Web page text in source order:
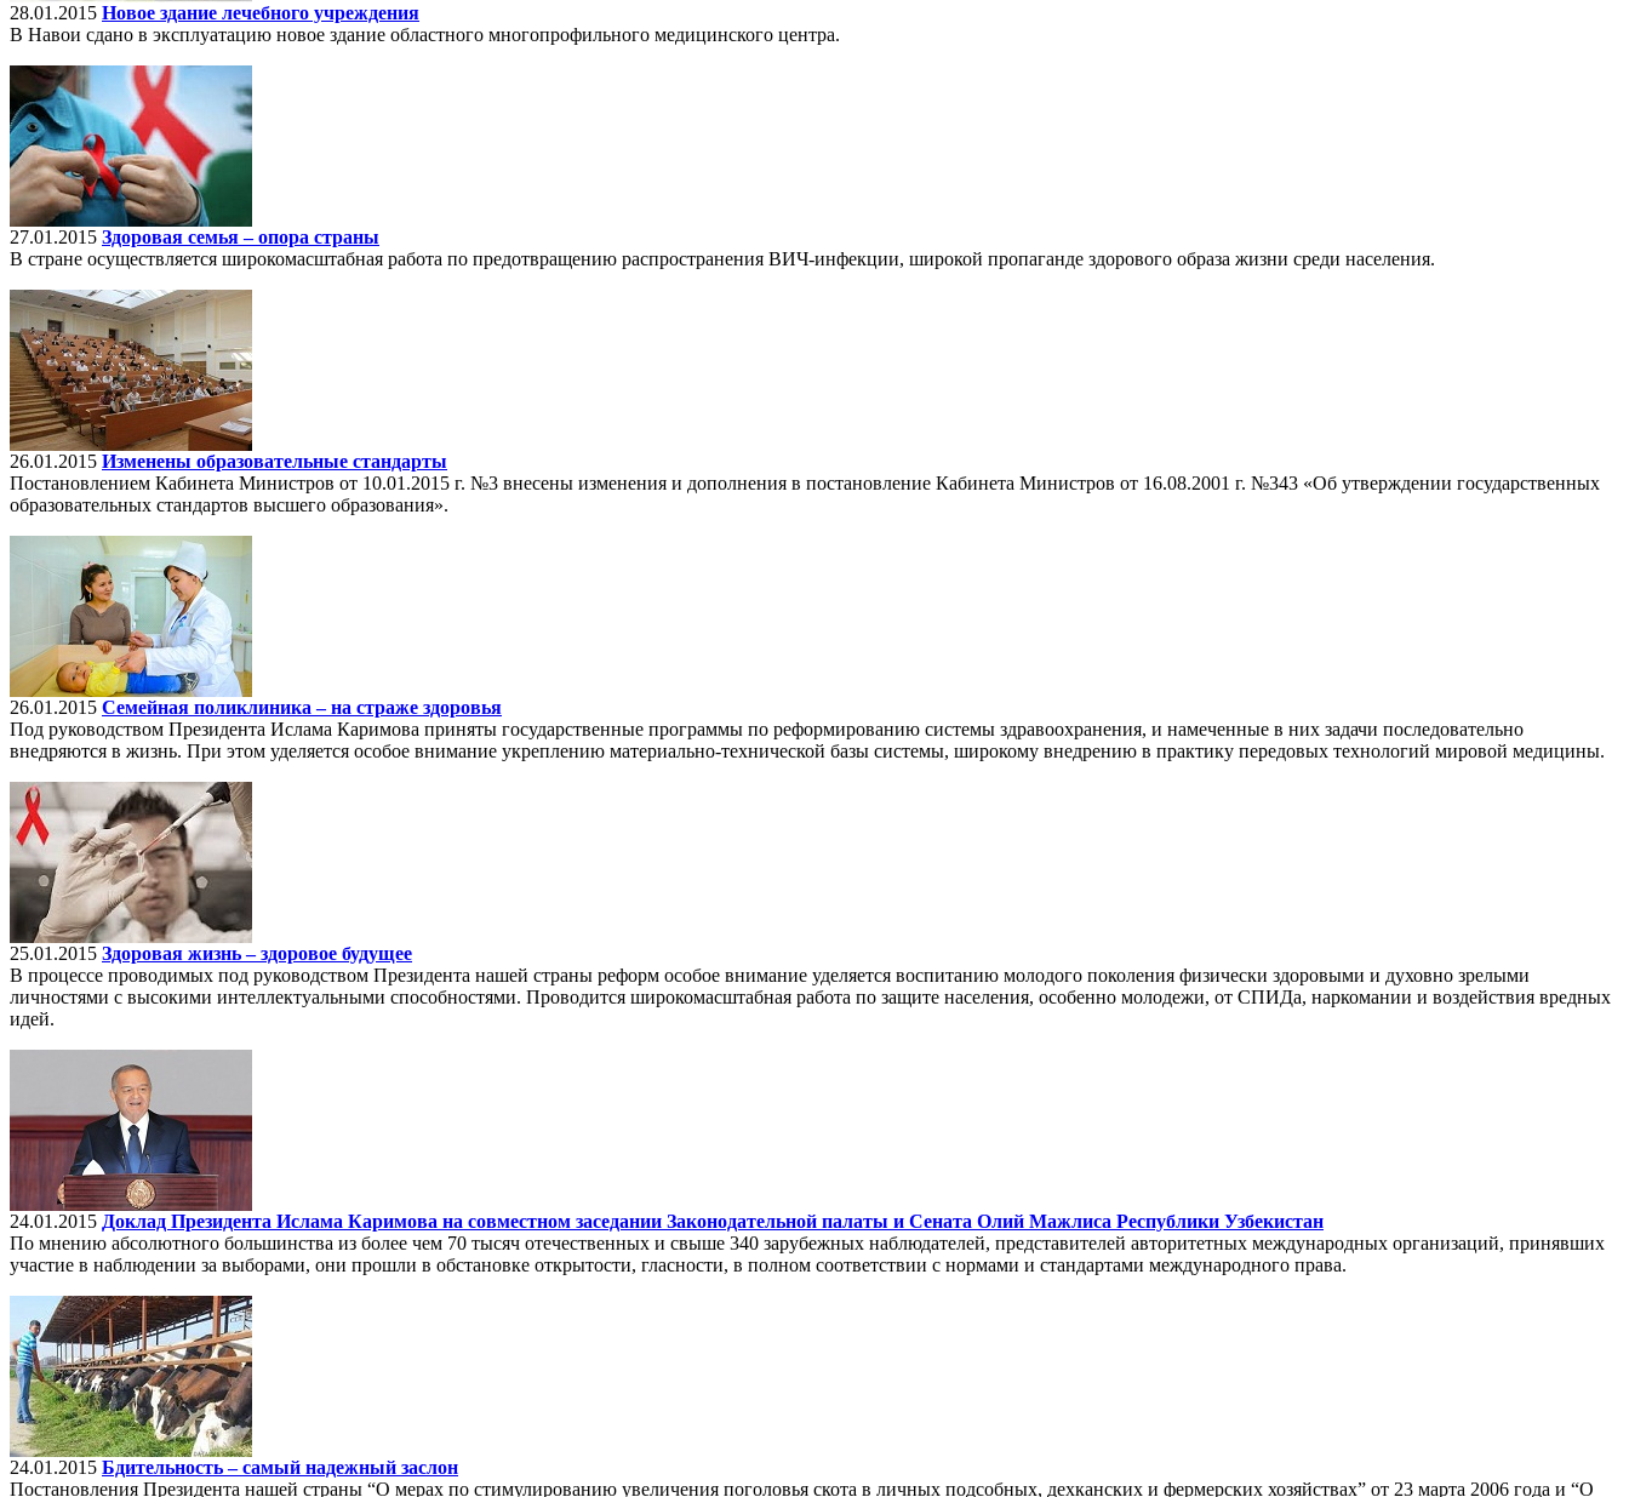
28.01.2015 Новое здание лечебного учреждения
В Навои сдано в эксплуатацию новое здание областного многопрофильного медицинского центра.
27.01.2015 Здоровая семья – опора страны
В стране осуществляется широкомасштабная работа по предотвращению распространения ВИЧ-инфекции, широкой пропаганде здорового образа жизни среди населения.
26.01.2015 Изменены образовательные стандарты
Постановлением Кабинета Министров от 10.01.2015 г. №3 внесены изменения и дополнения в постановление Кабинета Министров от 16.08.2001 г. №343 «Об утверждении государственных
образовательных стандартов высшего образования».
26.01.2015 Семейная поликлиника – на страже здоровья
Под руководством Президента Ислама Каримова приняты государственные программы по реформированию системы здравоохранения, и намеченные в них задачи последовательно
внедряются в жизнь. При этом уделяется особое внимание укреплению материально-технической базы системы, широкому внедрению в практику передовых технологий мировой медицины.
25.01.2015 Здоровая жизнь – здоровое будущее
В процессе проводимых под руководством Президента нашей страны реформ особое внимание уделяется воспитанию молодого поколения физически здоровыми и духовно зрелыми
личностями с высокими интеллектуальными способностями. Проводится широкомасштабная работа по защите населения, особенно молодежи, от СПИДа, наркомании и воздействия вредных
идей.
24.01.2015 Доклад Президента Ислама Каримова на совместном заседании Законодательной палаты и Сената Олий Мажлиса Республики Узбекистан
По мнению абсолютного большинства из более чем 70 тысяч отечественных и свыше 340 зарубежных наблюдателей, представителей авторитетных международных организаций, принявших
участие в наблюдении за выборами, они прошли в обстановке открытости, гласности, в полном соответствии с нормами и стандартами международного права.
24.01.2015 Бдительность – самый надежный заслон
Постановления Президента нашей страны “О мерах по стимулированию увеличения поголовья скота в личных подсобных, дехканских и фермерских хозяйствах” от 23 марта 2006 года и “О